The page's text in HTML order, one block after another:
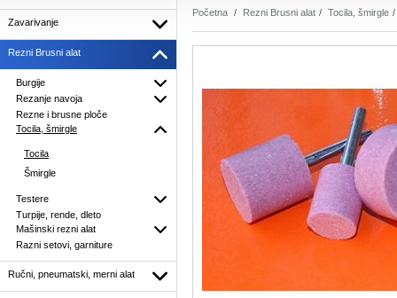
Zavarivanje
Rezni Brusni alat
Burgije
Rezanje navoja
Rezne i brusne ploče
Tocila, šmirgle
Tocila
Šmirgle
Testere
Turpije, rende, dleto
Mašinski rezni alat
Razni setovi, garniture
Ručni, pneumatski, merni alat
Početna Rezni Brusni alat Tocila, šmirgle